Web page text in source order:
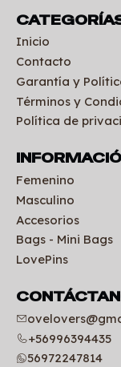
Inicio
Contacto
Garantía y
Términos y
Política de
Femenino
Masculino
Accesorios
Bags - Mini Bags
LovePins
+56996394435
56972247814